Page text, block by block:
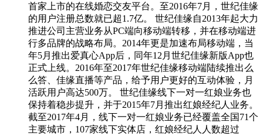
首家上市的在线婚恋交友平台。至2016年7月，世纪佳缘
的用户注册总数就已超1.7亿。 世纪佳缘自2013年起大力
推进公司主营业务从PC端向移动端转移，并在移动端进
行多品牌的战略布局。2014年更是加速布局移动端，当
年5月推出爱真心App后，同年12月世纪佳缘新版App也
正式上线。2016年至2017年世纪佳缘移动端陆续推出么
么答、佳缘直播等产品，给予用户更好的互动体验，月
活跃用户高达500万。 世纪佳缘线下一对一红娘业务也
保持着稳步提升，并于2015年7月推出红娘经纪人业务。
截至2017年4月，线下一对一红娘业务已经覆盖全国71个
主要城市，107家线下实体店，红娘经纪人人数超过